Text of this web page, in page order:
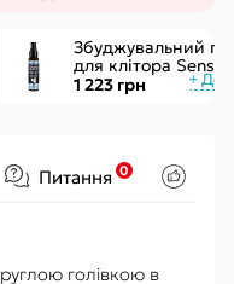
Збуджувальний
для клітора
ON for Her Arousal
Ice 29мл охолодж.
1 223 грн
Питання 0
голівкою в